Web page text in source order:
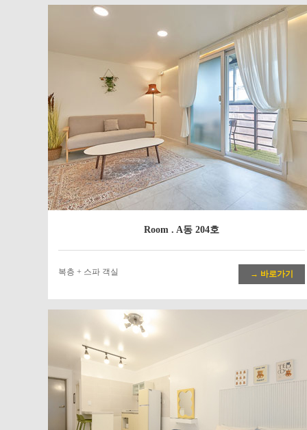
Room . A동 204호
복층 + 스파 객실 → 바로가기